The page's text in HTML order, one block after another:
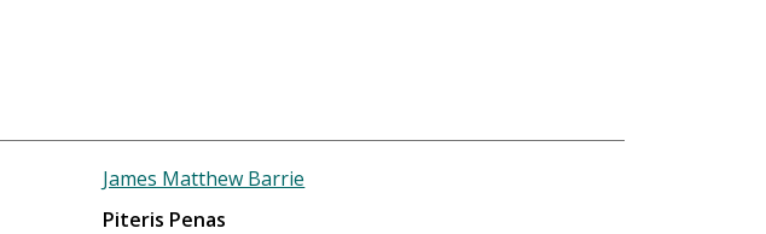
James Matthew Barrie
Piteris Penas